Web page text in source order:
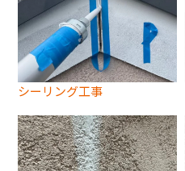
シーリング工事